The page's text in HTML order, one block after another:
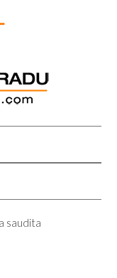
saudita